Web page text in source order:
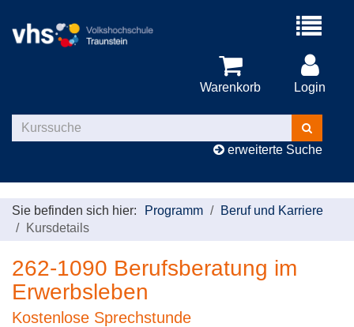
Menü
Warenkorb Login
Kurse
suchen
erweiterte Suche
Sie befinden sich hier: Programm
Beruf und Karriere
Kursdetails
262-1090 Berufsberatung im
Erwerbsleben
Kostenlose Sprechstunde